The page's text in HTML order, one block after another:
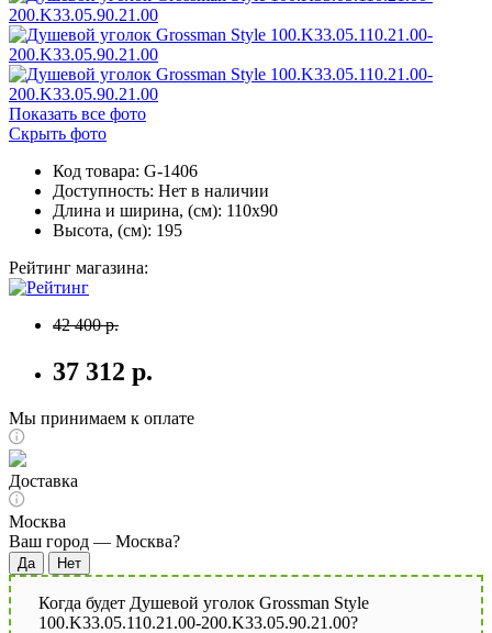
Показать все фото
Скрыть фото
Код товара: G-1406
Доступность: Нет в наличии
Длина и ширина, (см): 110x90
Высота, (см): 195
Рейтинг магазина:
42 400 р.
37 312 р.
Мы принимаем к оплате
Доставка
Москва
Ваш город — Москва?
Когда будет Душевой уголок Grossman Style
100.K33.05.110.21.00-200.K33.05.90.21.00?